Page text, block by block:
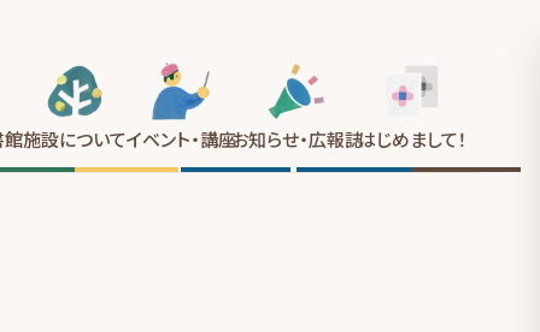
館施設についてイベント・講座お知らせ・広報誌はじめまして！